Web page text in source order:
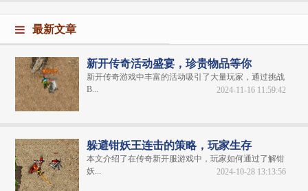
最新文章
新开传奇活动盛宴，珍贵物品等你
新开传奇游戏中丰富的活动吸引了大量玩家，通过挑战
B...
2024-11-16 11:59:42
躲避钳妖王连击的策略，玩家生存
本文介绍了在传奇新开服游戏中，玩家如何通过了解钳
妖...
2024-10-28 13:13:56